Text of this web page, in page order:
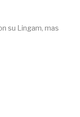
su Lingam, mas